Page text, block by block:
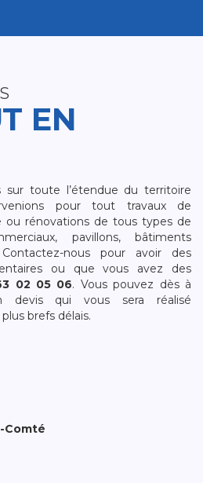
EN
sur toute l’étendue du territoire
pour tout travaux de
ou rénovations de tous types de
pavillons, bâtiments
nous pour avoir des
ou que vous avez des
02 05 06. Vous pouvez dès à
devis qui vous sera réalisé
brefs délais.
Comté